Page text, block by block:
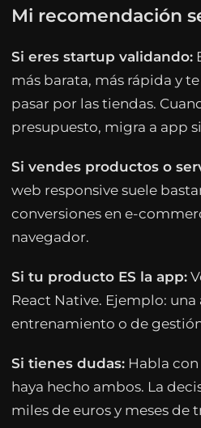
Mi recomendación
Si eres startup validando:
más barata, más rápida y
pasar por las tiendas.
presupuesto, migra a app
Si vendes productos o
web responsive suele
conversiones en e-
navegador.
Si tu producto ES la app:
React Native. Ejemplo:
entrenamiento o de
Si tienes dudas:Habla con
haya hecho ambos. La
miles de euros y meses de